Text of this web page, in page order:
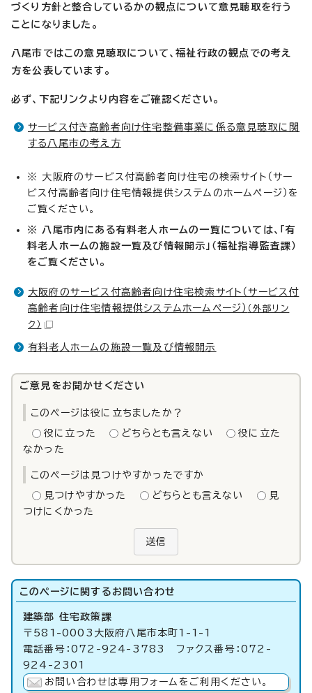
づくり方針と整合しているかの観点について意見聴取を行う
ことになりました。
八尾市ではこの意見聴取について、福祉行政の観点での考え
方を公表しています。
必ず、下記リンクより内容をご確認ください。
サービス付き高齢者向け住宅整備事業に係る意見聴取に関
する八尾市の考え方
※ 大阪府のサービス付高齢者向け住宅の検索サイト（サー
ビス付高齢者向け住宅情報提供システムのホームページ）を
ご覧ください。
※ 八尾市内にある有料老人ホームの一覧については、「有
料老人ホームの施設一覧及び情報開示」（福祉指導監査課）
をご覧ください。
大阪府のサービス付高齢者向け住宅検索サイト（サービス付
高齢者向け住宅情報提供システムホームページ） （外部リン
ク）
有料老人ホームの施設一覧及び情報開示
ご意見をお聞かせください
このページは役に立ちましたか？
役に立った どちらとも言えない
役に立た
なかった
このページは見つけやすかったですか
見つけやすかった どちらとも言えない
見
つけにくかった
送信
このページに関する お問い合わせ
建築部 住宅政策課
〒581-0003大阪府八尾市本町1-1-1
電話番号：072-924-3783 ファクス番号：072-
924-2301
お問い合わせは専用フォームをご利用ください。